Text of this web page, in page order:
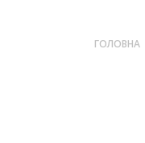
ГОЛОВНА